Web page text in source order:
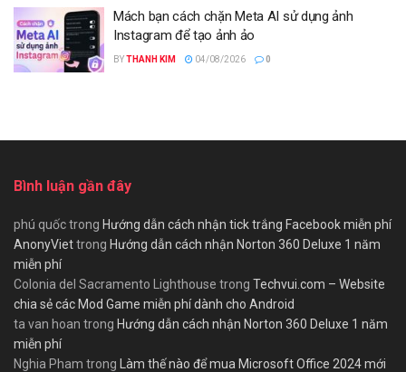
Mách bạn cách chặn Meta AI sử dụng ảnh
Instagram để tạo ảnh ảo
BYTHANH KIM 04/08/2026 0
Bình luận gần đây
phú quốctrong Hướng dẫn cách nhận tick trắng Facebook miễn phí
AnonyViettrong Hướng dẫn cách nhận Norton 360 Deluxe 1 năm
miễn phí
Colonia del Sacramento Lighthouse trong Techvui.com – Website
chia sẻ các Mod Game miễn phí dành cho Android
ta van hoan trong Hướng dẫn cách nhận Norton 360 Deluxe 1 năm
miễn phí
Nghia Pham trong Làm thế nào để mua Microsoft Office 2024 mới